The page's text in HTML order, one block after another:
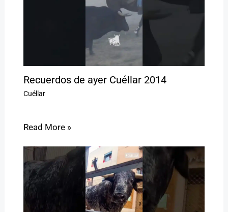
Recuerdos de ayer Cuéllar 2014
Cuéllar
Read More »